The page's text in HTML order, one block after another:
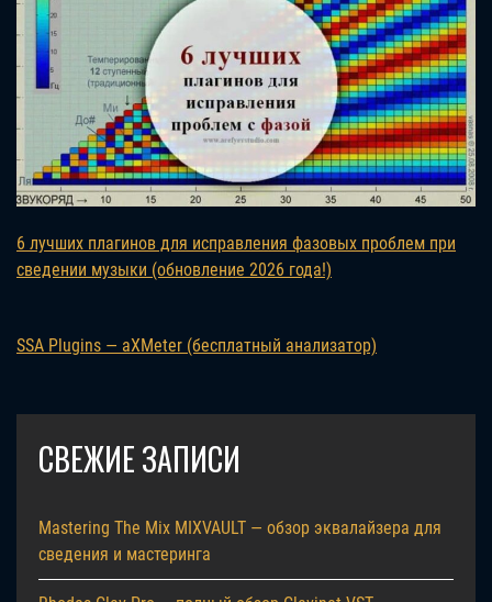
6 лучших плагинов для исправления фазовых проблем при
сведении музыки (обновление 2026 года!)
SSA Plugins — aXMeter (бесплатный анализатор)
СВЕЖИЕ ЗАПИСИ
Mastering The Mix MIXVAULT — обзор эквалайзера для
сведения и мастеринга